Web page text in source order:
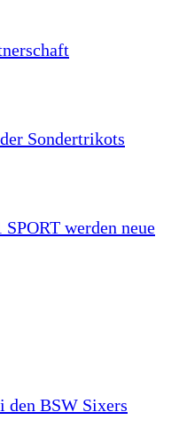
Sondertrikots
werden neue
den BSW Sixers